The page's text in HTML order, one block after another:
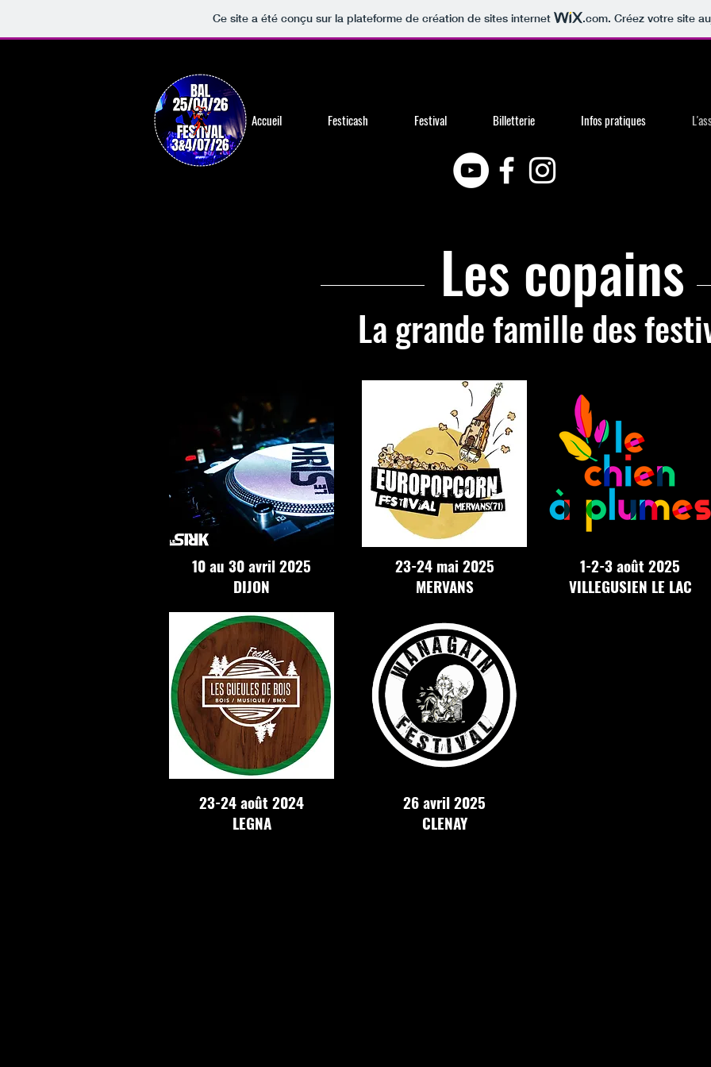
Ce site a été conçu sur la plateforme de création de sites internet .com. Créez votre site
Accueil Festicash Festival Billetterie Infos pratiques
Les copains
La grande famille des
10 au 30 avril 2025
DIJON
23-24 mai 2025
MERVANS
1-2-3 août 2025
VILLEGUSIEN LE LAC
23-24 août 2024
LEGNA
26 avril 2025
CLENAY